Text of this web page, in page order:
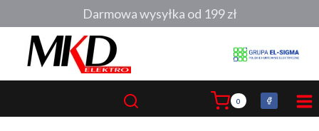
do
0
Darmowa wysyłka od 199 zł